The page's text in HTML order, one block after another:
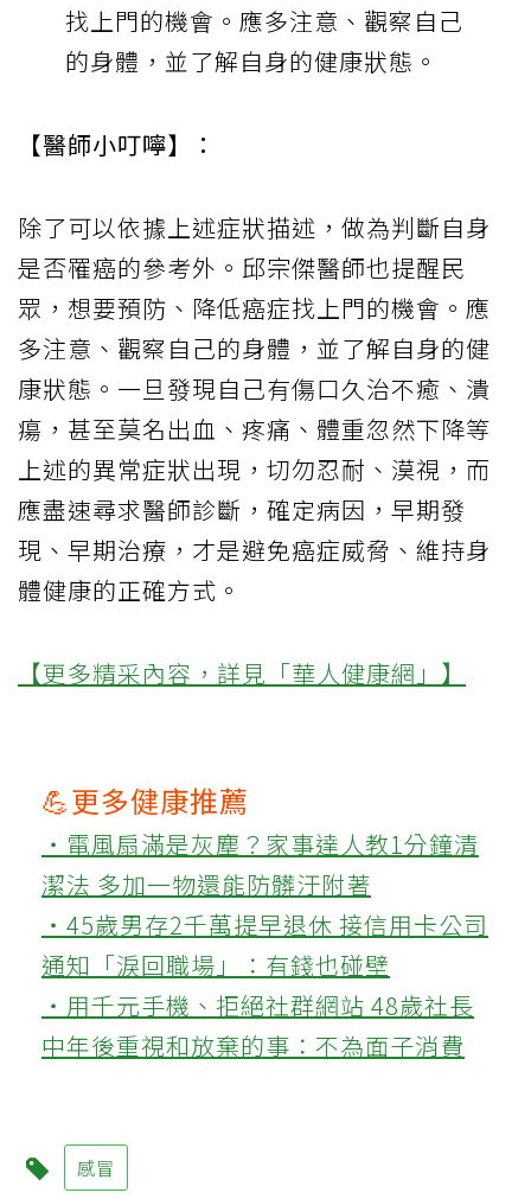
找上門的機會。應多注意、觀察自己
的身體，並了解自身的健康狀態。
【醫師小叮嚀】：
除了可以依據上述症狀描述，做為判斷自身
是否罹癌的參考外。邱宗傑醫師也提醒民
眾，想要預防、降低癌症找上門的機會。應
多注意、觀察自己的身體，並了解自身的健
康狀態。一旦發現自己有傷口久治不癒、潰
瘍，甚至莫名出血、疼痛、體重忽然下降等
上述的異常症狀出現，切勿忍耐、漠視，而
應盡速尋求醫師診斷，確定病因，早期發
現、早期治療，才是避免癌症威脅、維持身
體健康的正確方式。
【更多精采內容，詳見「華人健康網」】
💪更多健康推薦
‧電風扇滿是灰塵？家事達人教1分鐘清
潔法 多加一物還能防髒汙附著
‧45歲男存2千萬提早退休 接信用卡公司
通知「淚回職場」：有錢也碰壁
‧用千元手機、拒絕社群網站 48歲社長
中年後重視和放棄的事：不為面子消費
感冒